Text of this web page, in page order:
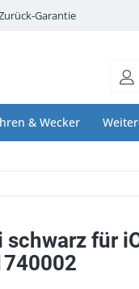
Garantie
& Wecker
für